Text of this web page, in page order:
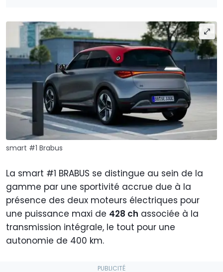
smart #1 Brabus
La smart #1 BRABUS se distingue au sein de la
gamme par une sportivité accrue due à la
présence des deux moteurs électriques pour
une puissance maxi de 428 ch associée à la
transmission intégrale, le tout pour une
autonomie de 400 km.